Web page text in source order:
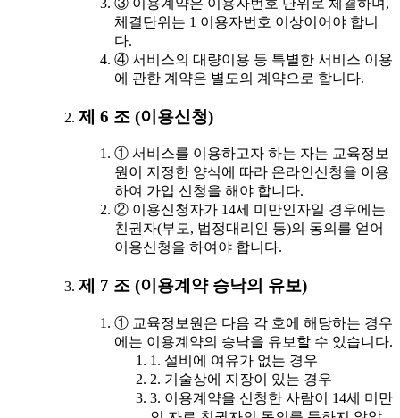
③ 이용계약은 이용자번호 단위로 체결하며,
체결단위는 1 이용자번호 이상이어야 합니
다.
④ 서비스의 대량이용 등 특별한 서비스 이용
에 관한 계약은 별도의 계약으로 합니다.
제 6 조 (이용신청)
① 서비스를 이용하고자 하는 자는 교육정보
원이 지정한 양식에 따라 온라인신청을 이용
하여 가입 신청을 해야 합니다.
② 이용신청자가 14세 미만인자일 경우에는
친권자(부모, 법정대리인 등)의 동의를 얻어
이용신청을 하여야 합니다.
제 7 조 (이용계약 승낙의 유보)
① 교육정보원은 다음 각 호에 해당하는 경우
에는 이용계약의 승낙을 유보할 수 있습니다.
1. 설비에 여유가 없는 경우
2. 기술상에 지장이 있는 경우
3. 이용계약을 신청한 사람이 14세 미만